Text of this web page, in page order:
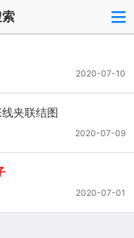
2020-07-10
夹联结图
2020-07-09
2020-07-01